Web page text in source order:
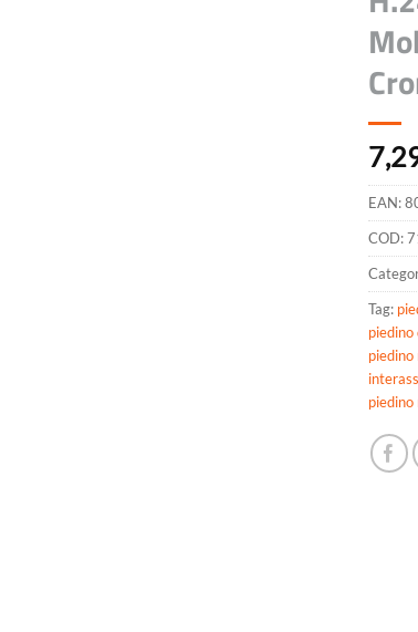
EAN:
COD:
Tag:
piedino
piedino
piedino